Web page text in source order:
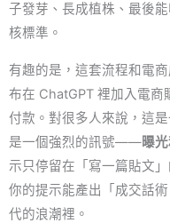
子發芽、長成植株、最後
核標準。
有趣的是，這套流程和電
布在 ChatGPT 裡加入電
付款。對很多人來說，這
是一個強烈的訊號——曝
示只停留在「寫一篇貼文
你的提示能產出「成交話
代的浪潮裡。